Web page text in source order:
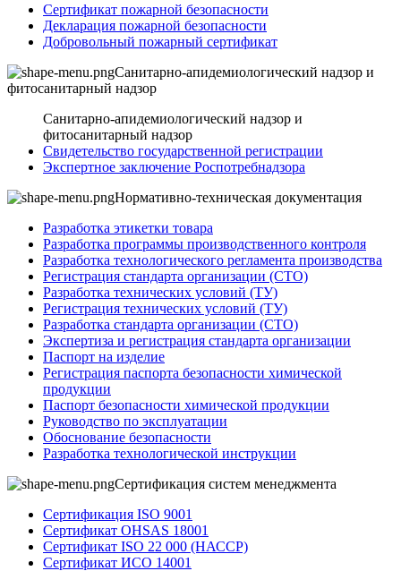
Сертификат пожарной безопасности
Декларация пожарной безопасности
Добровольный пожарный сертификат
Санитарно-апидемиологический надзор и
фитосанитарный надзор
Санитарно-апидемиологический надзор и
фитосанитарный надзор
Свидетельство государственной регистрации
Экспертное заключение Роспотребнадзора
Нормативно-техническая документация
Разработка этикетки товара
Разработка программы производственного контроля
Разработка технологического регламента производства
Регистрация стандарта организации (СТО)
Разработка технических условий (ТУ)
Регистрация технических условий (ТУ)
Разработка стандарта организации (СТО)
Экспертиза и регистрация стандарта организации
Паспорт на изделие
Регистрация паспорта безопасности химической
продукции
Паспорт безопасности химической продукции
Руководство по эксплуатации
Обоснование безопасности
Разработка технологической инструкции
Сертификация систем менеджмента
Сертификация ISO 9001
Сертификат OHSAS 18001
Сертификат ISO 22 000 (НАССР)
Сертификат ИСО 14001